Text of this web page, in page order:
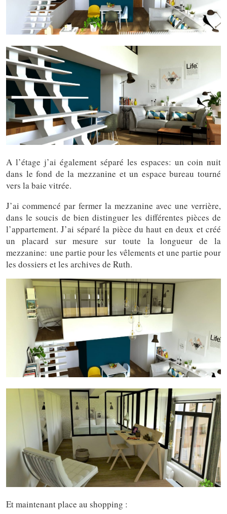
A l’étage j’ai également séparé les espaces: un coin nuit
dans le fond de la mezzanine et un espace bureau tourné
vers la baie vitrée.
J’ai commencé par fermer la mezzanine avec une verrière,
dans le soucis de bien distinguer les différentes pièces de
l’appartement. J’ai séparé la pièce du haut en deux et créé
un placard sur mesure sur toute la longueur de la
mezzanine: une partie pour les vêlements et une partie pour
les dossiers et les archives de Ruth.
Et maintenant place au shopping :